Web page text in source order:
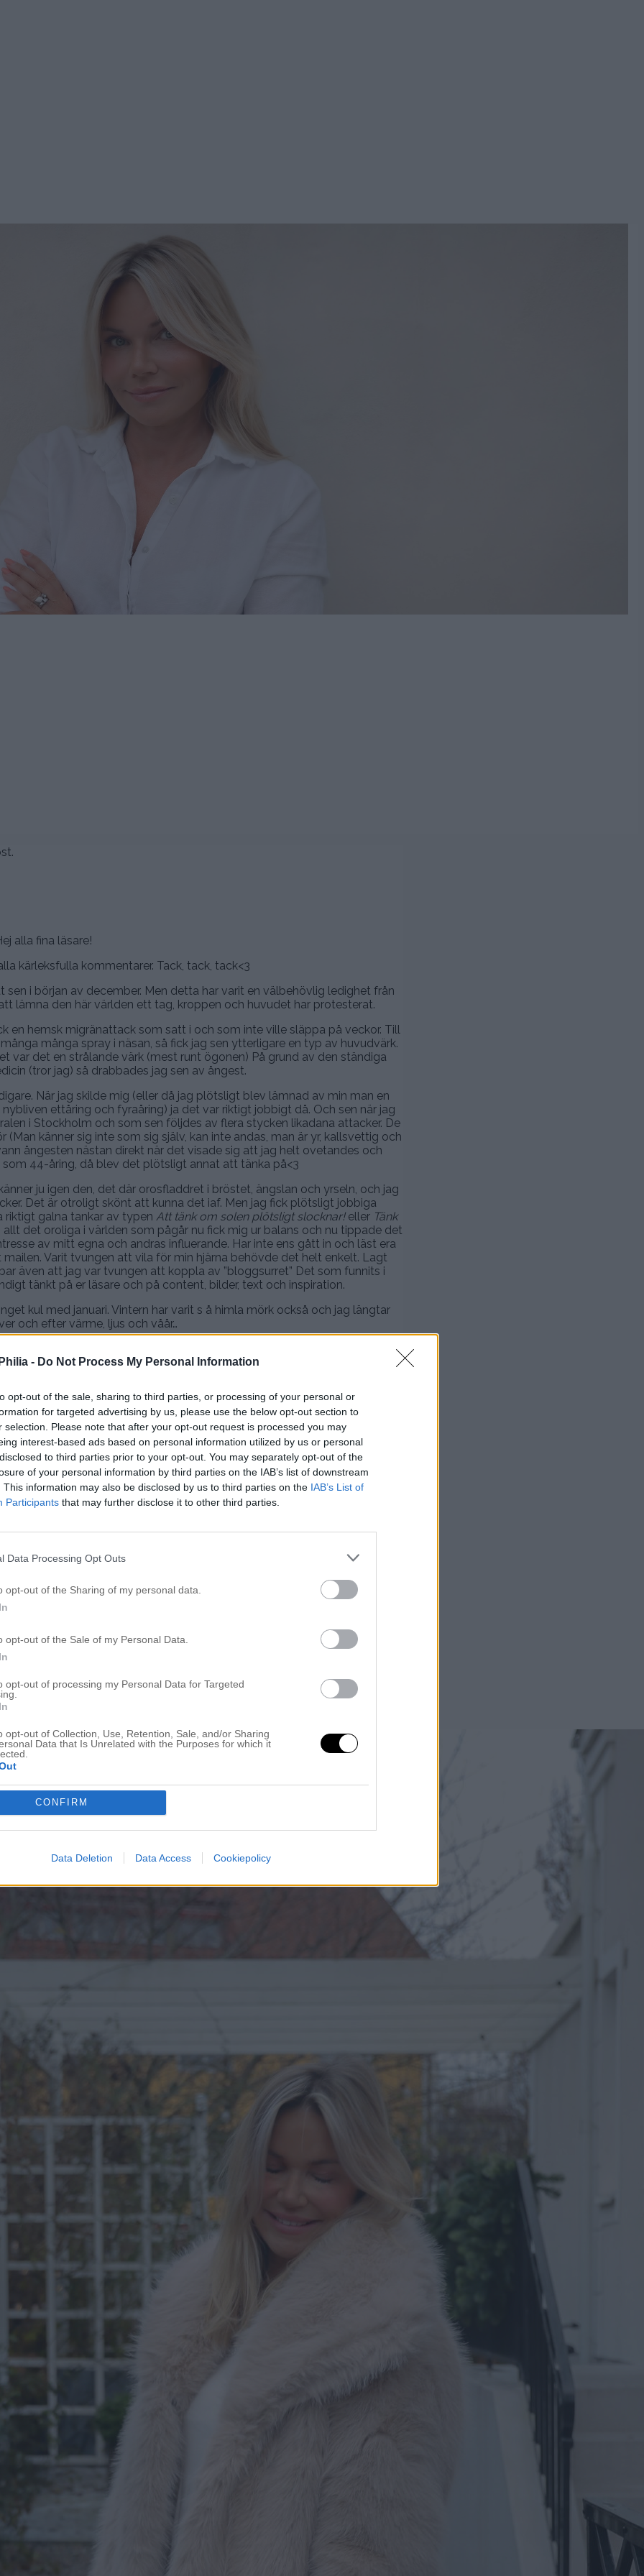
- Do Not Process My Personal Information
opt-out of the sale, sharing to third parties, or processing of your personal or
for targeted advertising by us, please use the below opt-out section to
selection. Please note that after your opt-out request is processed you may
interest-based ads based on personal information utilized by us or personal
to third parties prior to your opt-out. You may separately opt-out of the
of your personal information by third parties on the IAB’s list of downstream
This information may also be disclosed by us to third parties on the IAB’s List of
Participants that may further disclose it to other third parties.
Data Processing Opt Outs
opt-out of the Sharing of my personal data.
opt-out of the Sale of my Personal Data.
opt-out of processing my Personal Data for Targeted
opt-out of Collection, Use, Retention, Sale, and/or Sharing
Data that Is Unrelated with the Purposes for which it
CONFIRM
Data Deletion Data Access Cookiepolicy
alla fina läsare!
kärleksfulla kommentarer. Tack, tack, tack<3
i början av december. Men detta har varit en välbehövlig ledighet från
lämna den här världen ett tag, kroppen och huvudet har protesterat.
en hemsk migränattack som satt i och som inte ville släppa på veckor. Till
många spray i näsan, så fick jag sen ytterligare en typ av huvudvärk.
var det en strålande värk (mest runt ögonen) På grund av den ständiga
(tror jag) så drabbades jag sen av ångest.
När jag skilde mig (eller då jag plötsligt blev lämnad av min man en
ettåring och fyraåring) ja det var riktigt jobbigt då. Och sen när jag
i Stockholm och som sen följdes av flera stycken likadana attacker. De
känner sig inte som sig själv, kan inte andas, man är yr, kallsvettig och
ångesten nästan direkt när det visade sig att jag helt ovetandes och
44-åring, då blev det plötsligt annat att tänka på<3
ju igen den, det där orosfladdret i bröstet, ängslan och yrseln, och jag
Det är otroligt skönt att kunna det iaf. Men jag fick plötsligt jobbiga
galna tankar av typen Att tänk om solen plötsligt slocknar!eller Tänk
det oroliga i världen som pågår nu fick mig ur balans och nu tippade det
av mitt egna och andras influerande. Har inte ens gått in och läst era
Varit tvungen att vila för min hjärna behövde det helt enkelt. Lagt
även att jag var tvungen att koppla av ”bloggsurret” Det som funnits i
tänkt på er läsare och på content, bilder, text och inspiration.
kul med januari. Vintern har varit s å himla mörk också och jag längtar
och efter värme, ljus och våår…
går oroliga tankar poppar upp då och då och jag är fortfarande rätt trött.
blev rekommenderad och jag tycker att de hjälper med energi och sömn,
tränar oftare (det får en alltid att må bättre) och lagar massa goda rätter
ingen stress i köket utan bara laga olika härliga rätter och göra det på
det, det är en perfekt avkoppling för mig.
er omtanke. Och det gör mig ledsen att vissa tycker jag varit respektlös
självklart inte min mening. Men jag har verkligen inte vetat hur jag skulle
ni er antingen att det är ett avsked till er eller att det är en härlig happy
”veligheter”, antingen kör man all in eller inte alls! Men nu har jag alltså
blivit velig..
roligare återseende med mer glädje och det ”vanliga” men nu vet ni
och varför det varit tyst så länge<3
BUBBLEROOM